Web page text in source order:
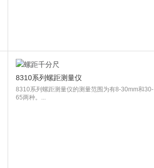
8310系列螺距测量仪
8310系列螺距测量仪的测量范围为有8-30mm和30-
65两种。...